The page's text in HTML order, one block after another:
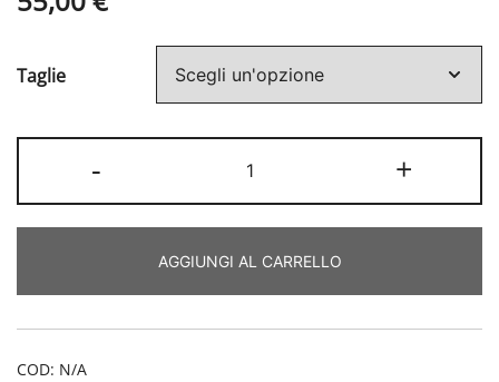
Taglie
-
Promise
lungo
blu
quantità
+
AGGIUNGI AL CARRELLO
COD: N/A